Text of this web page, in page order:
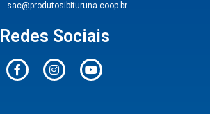
sac@produtosibituruna.coop.br
Redes Sociais